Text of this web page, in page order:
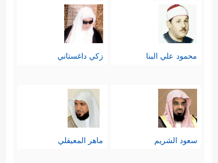
نَكَالَ ٱلۡأَخِرَةِ وَٱلۡأُولَىٰۤ
إِنَّ فِی ذَ ٰ⁠لِكَ لَعِبۡرَةࣰ لِّمَن
یَخۡشَىٰۤ﴾
وحدانيّته سبحانه وقدرته على خلقه،
ورعايته لهم
﴿ءَأَنتُمۡ أَشَدُّ خَلۡقًا أَمِ ٱلسَّمَاۤءُۚ بَنَىٰهَا
﴿٢٧﴾
رَفَعَ سَمۡكَهَا فَسَوَّىٰهَا﴿٢٨﴾
وَأَغۡطَشَ لَیۡلَهَا
محمود علي البنا زكي داغستاني
سعود الشريم ماهر المعيقلي